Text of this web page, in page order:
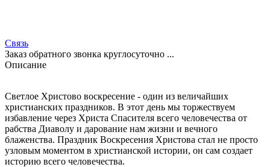
Связь
Заказ обратного звонка круглосуточно ...
Описание
Светлое Христово воскресение - один из величайших
христианских праздников. В этот день мы торжествуем
избавление через Христа Спасителя всего человечества от
рабства Диаволу и дарование нам жизни и вечного
блаженства. Праздник Воскресения Христова стал не просто
узловым моментом в христианской истории, он сам создает
историю всего человечества.